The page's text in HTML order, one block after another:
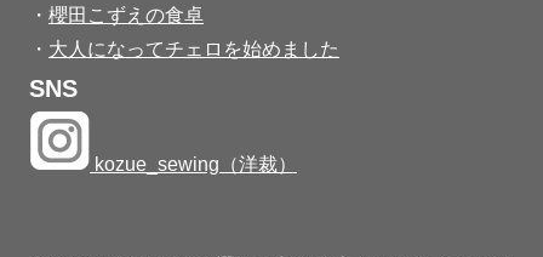
・ 櫻田こずえの食卓
・ 大人になってチェロを始めました
SNS
kozue_sewing（洋裁）